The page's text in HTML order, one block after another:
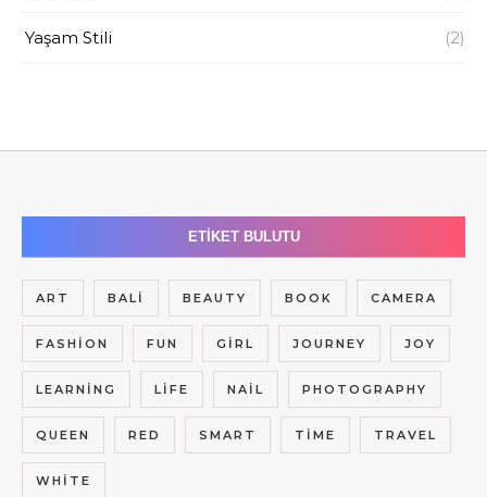
Yaşam Stili (2)
ETIKET BULUTU
ART BALI BEAUTY BOOK CAMERA
FASHION FUN GIRL JOURNEY JOY
LEARNING LIFE NAIL PHOTOGRAPHY
QUEEN RED SMART TIME TRAVEL
WHITE